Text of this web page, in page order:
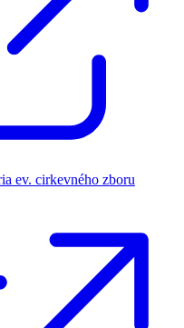
ev. cirkevného zboru